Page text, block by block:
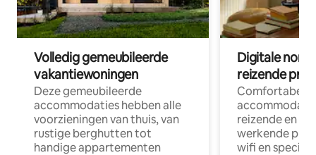
Volledig gemeubileerde
vakantiewoningen
Deze gemeubileerde
accommodaties hebben alle
voorzieningen van thuis, van
rustige berghutten tot
handige appartementen
Digitale
reizende
Comfortabele
reizende en
werkende
wifi en